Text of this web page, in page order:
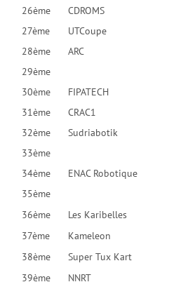
26ème
CDROMS
27ème
UTCoupe
28ème
ARC
29ème
30ème
FIPATECH
31ème
CRAC1
32ème
Sudriabotik
33ème
34ème
ENAC Robotique
35ème
36ème
Les Karibelles
37ème
Kameleon
38ème
Super Tux Kart
39ème
NNRT